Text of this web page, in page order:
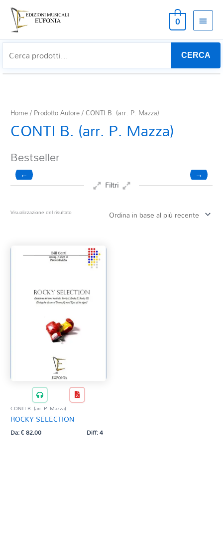
0
CERCA
Home/ Prodotto Autore / CONTI B. (arr. P. Mazza)
CONTI B. (arr. P. Mazza)
Bestseller
← →
Filtri
Clarinetto basso
Composizioni originali
QR esecuzione
Trascrizioni e Arrangiamenti
Visualizzazione del risultato
CONTI B. (arr. P. Mazza)
ROCKY SELECTION
Da:€82,00 Diff: 4